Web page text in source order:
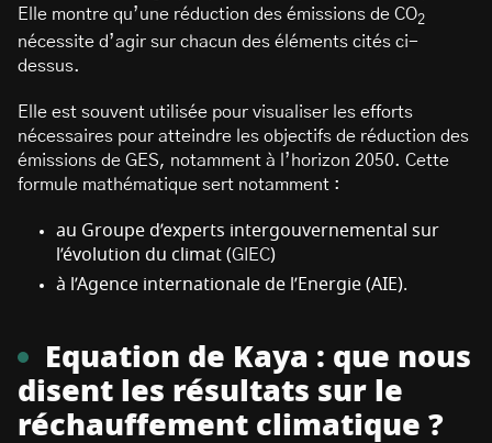
Elle montre qu’une réduction des émissions de CO2
nécessite d’agir sur chacun des éléments cités ci-
dessus.
Elle est souvent utilisée pour visualiser les efforts
nécessaires pour atteindre les objectifs de réduction des
émissions de GES, notamment à l’horizon 2050. Cette
formule mathématique sert notamment :
au Groupe d’experts intergouvernemental sur
l’évolution du climat (GIEC)
à l’Agence internationale de l’Energie (AIE).
Equation de Kaya : que nous
disent les résultats sur le
réchauffement climatique ?